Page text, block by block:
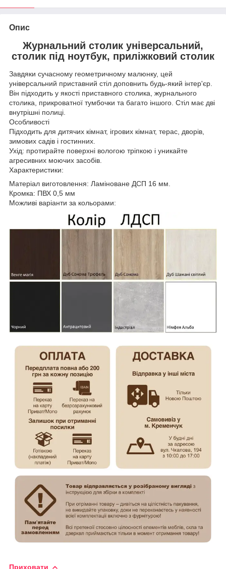
Опис
Журнальний столик універсальний,
столик під ноутбук, приліжковий столик
Завдяки сучасному геометричному малюнку, цей
універсальний приставний стіл доповнить будь-який інтер'єр.
Він підходить у якості приставного столика, журнального
столика, прикроватної тумбочки та багато іншого. Стіл має дві
внутрішні полиці.
Особливості
Підходить для дитячих кімнат, ігрових кімнат, терас, дворів,
зимових садів і гостинних.
Ухід: протирайте поверхні вологою тріпкою і уникайте
агресивних моючих засобів.
Характеристики:
Матеріал виготовлення: Ламіноване ДСП 16 мм.
Кромка: ПВХ 0,5 мм
Можливі варіанти за кольорами:
Приховати